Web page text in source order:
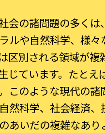
会の諸問題の多くは
ルや自然科学、様々
区別される領域が複
じています。たとえ
このような現代の諸
然科学、社会経済、
あいだの複雑なあり